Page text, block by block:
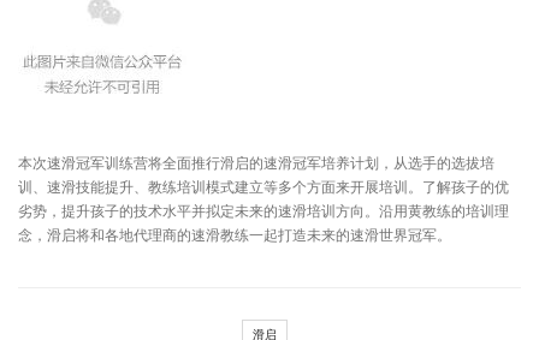
本次速滑冠军训练营将全面推行滑启的速滑冠军培养计划，从选手的选拔培
训、速滑技能提升、教练培训模式建立等多个方面来开展培训。了解孩子的优
劣势，提升孩子的技术水平并拟定未来的速滑培训方向。沿用黄教练的培训理
念，滑启将和各地代理商的速滑教练一起打造未来的速滑世界冠军。
滑启